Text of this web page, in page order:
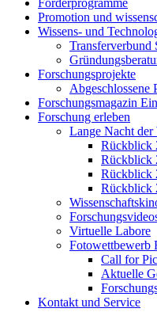
Promotion und
Wissens- und
Transferverbund
Forschungsprojekte
Abgeschlossene
Forschungsmagazin
Forschung erleben
Lange Nacht der
Rückblick
Rückblick
Rückblick
Rückblick
Virtuelle Labore
Fotowettbewerb
Call for
Aktuelle
Kontakt und Service